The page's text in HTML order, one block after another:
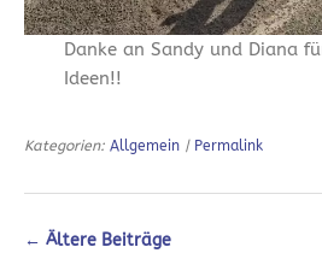
Danke an Sandy und Diana
Ideen!!
Kategorien: Allgemein | Permalink
← Ältere Beiträge